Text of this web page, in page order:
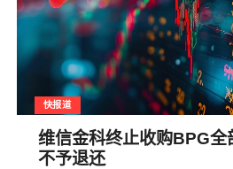
快报道
维信金科终止收购BPG全
不予退还